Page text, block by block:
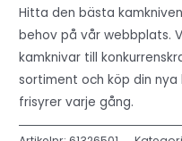
Hitta den bästa
behov på vår webbplats.
kamknivar till
sortiment och köp din
frisyrer varje gång.